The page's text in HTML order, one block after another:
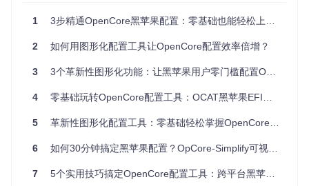
跨平台需求：支持Windows、macOS和Linux多环境操作
程概览
工具选型：为何选择自适应参数优化系统
技术原理类比说明
OpCore-Simplify的自适应参数优化系统可类比为"黑苹果配置
统组件；兼容性分析引擎扮演"主治医师"角色，评估各硬件与
1 3步精通OpenCore黑苹果配置：零基础也能轻松上手的自动化工具指南
2 如何用图形化配置工具让OpenCore配置效率倍增？
3 3个革新性图形化功能：让黑苹果用户零门槛配置OpenCore的效率工具
4 零基础玩转OpenCore配置工具：OCAT黑苹果EFI管理完全指南
5 革新性图形化配置工具：零基础轻松掌握OpenCore黑苹果启动管理
6 如何30分钟搞定黑苹果配置？OpCore-Simplify可视化工具让零基础也能轻松上手
7 5个实用技巧搞定OpenCore配置工具：跨平台黑苹果EFI管理指南